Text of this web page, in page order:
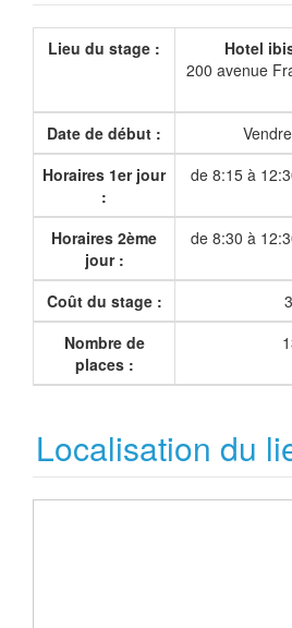
Lieu du stage :
Hotel
200 avenue
Date de début :
Horaires 1er jour
:
de 8:15 à
Horaires 2ème
jour :
de 8:30 à
Coût du stage :
Nombre de
places :
Localisation du